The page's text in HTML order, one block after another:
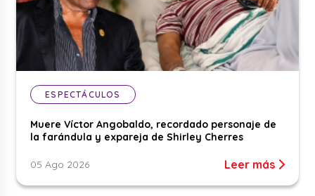
ESPECTÁCULOS
Muere Víctor Angobaldo, recordado personaje de
la farándula y expareja de Shirley Cherres
05 Ago 2026 Leer más